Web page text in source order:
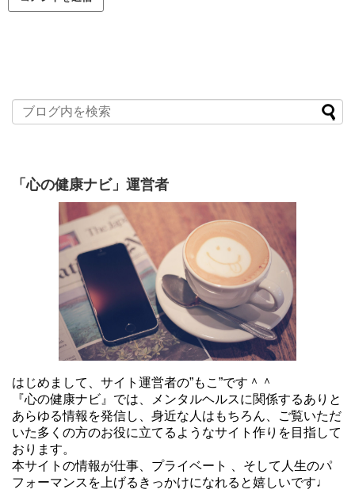
「心の健康ナビ」運営者
はじめまして、サイト運営者の”もこ”です＾＾
『心の健康ナビ』では、メンタルヘルスに関係するありと
あらゆる情報を発信し、身近な人はもちろん、ご覧いただ
いた多くの方のお役に立てるようなサイト作りを目指して
おります。
本サイトの情報が仕事、プライベート 、そして人生のパ
フォーマンスを上げるきっかけになれると嬉しいです♩